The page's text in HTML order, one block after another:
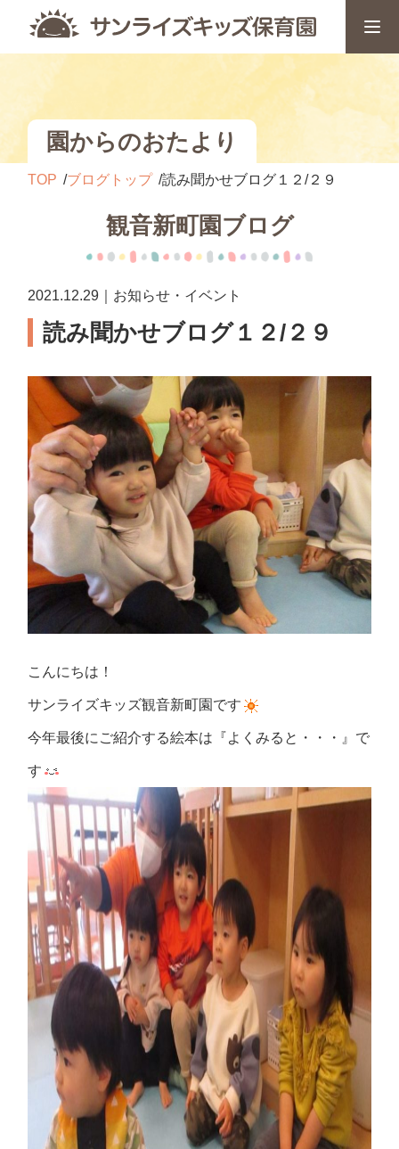
園からのおたより
TOP ブログトップ 読み聞かせブログ１２/２９
観音新町園ブログ
2021.12.29｜お知らせ・イベント
読み聞かせブログ１２/２９
こんにちは！
サンライズキッズ観音新町園です
今年最後にご紹介する絵本は『よくみると・・・』で
す